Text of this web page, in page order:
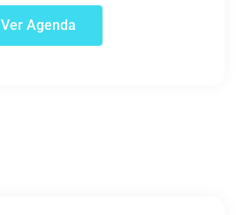
Ver Agenda